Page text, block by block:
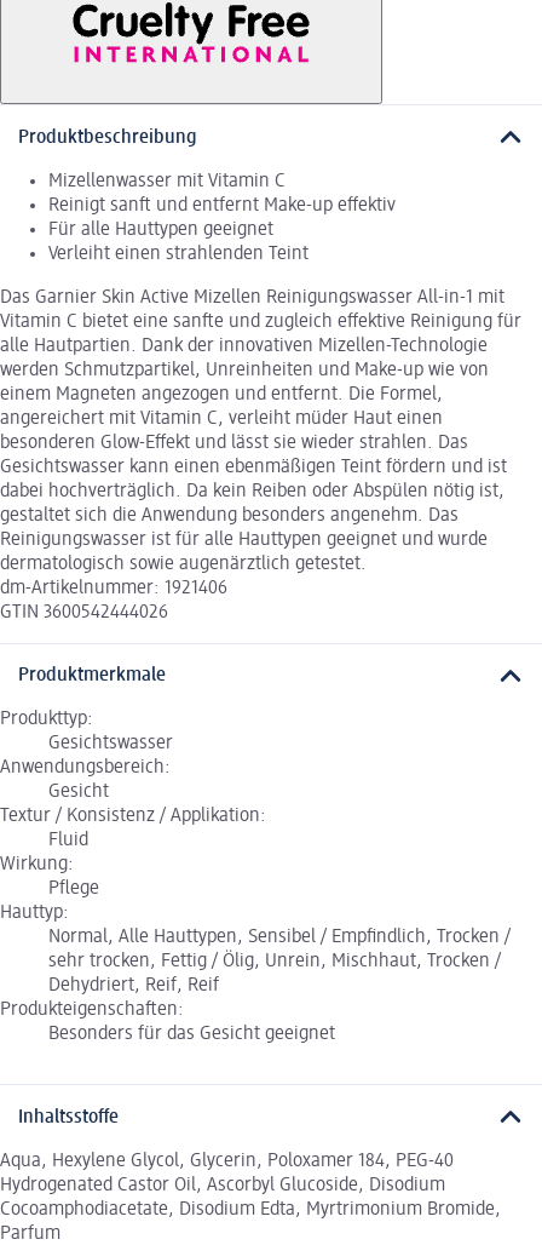
Produktbeschreibung
Mizellenwasser mit Vitamin C
Reinigt sanft und entfernt Make-up effektiv
Für alle Hauttypen geeignet
Verleiht einen strahlenden Teint
Das Garnier Skin Active Mizellen Reinigungswasser All-in-1 mit
Vitamin C bietet eine sanfte und zugleich effektive Reinigung für
alle Hautpartien. Dank der innovativen Mizellen-Technologie
werden Schmutzpartikel, Unreinheiten und Make-up wie von
einem Magneten angezogen und entfernt. Die Formel,
angereichert mit Vitamin C, verleiht müder Haut einen
besonderen Glow-Effekt und lässt sie wieder strahlen. Das
Gesichtswasser kann einen ebenmäßigen Teint fördern und ist
dabei hochverträglich. Da kein Reiben oder Abspülen nötig ist,
gestaltet sich die Anwendung besonders angenehm. Das
Reinigungswasser ist für alle Hauttypen geeignet und wurde
dermatologisch sowie augenärztlich getestet.
dm-Artikelnummer: 1921406
GTIN 3600542444026
Produktmerkmale
Produkttyp:
Gesichtswasser
Anwendungsbereich:
Gesicht
Textur / Konsistenz / Applikation:
Fluid
Wirkung:
Pflege
Hauttyp:
Normal, Alle Hauttypen, Sensibel / Empfindlich, Trocken /
sehr trocken, Fettig / Ölig, Unrein, Mischhaut, Trocken /
Dehydriert, Reif, Reif
Produkteigenschaften:
Besonders für das Gesicht geeignet
Inhaltsstoffe
Aqua, Hexylene Glycol, Glycerin, Poloxamer 184, PEG-40
Hydrogenated Castor Oil, Ascorbyl Glucoside, Disodium
Cocoamphodiacetate, Disodium Edta, Myrtrimonium Bromide,
Parfum